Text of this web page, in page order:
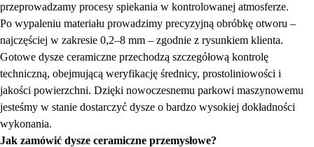
przeprowadzamy procesy spiekania w kontrolowanej atmosferze.
Po wypaleniu materiału prowadzimy precyzyjną obróbkę otworu –
najczęściej w zakresie 0,2–8 mm – zgodnie z rysunkiem klienta.
Gotowe dysze ceramiczne przechodzą szczegółową kontrolę
techniczną, obejmującą weryfikację średnicy, prostoliniowości i
jakości powierzchni. Dzięki nowoczesnemu parkowi maszynowemu
jesteśmy w stanie dostarczyć dysze o bardzo wysokiej dokładności
wykonania.
Jak zamówić dysze ceramiczne przemysłowe?